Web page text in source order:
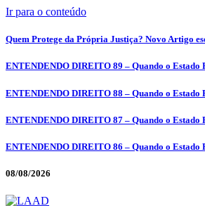
Ir para o conteúdo
Quem Protege da Própria Justiça? Novo Artigo
ENTENDENDO DIREITO 89 – Quando o
ENTENDENDO DIREITO 88 – Quando o
ENTENDENDO DIREITO 87 – Quando o
ENTENDENDO DIREITO 86 – Quando o
08/08/2026